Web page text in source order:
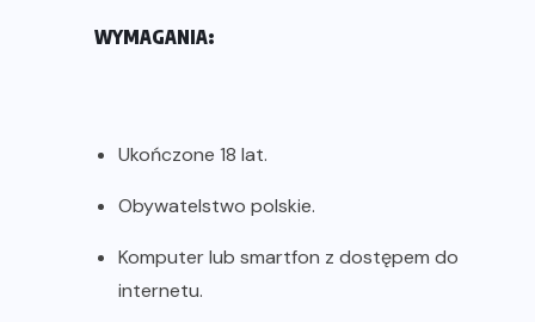
WYMAGANIA:
Ukończone 18 lat.
Obywatelstwo polskie.
Komputer lub smartfon z dostępem do
internetu.